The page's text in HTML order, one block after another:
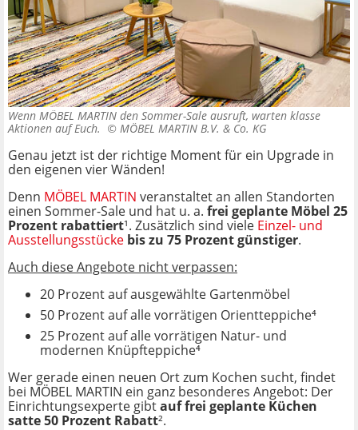
Wenn MÖBEL MARTIN den Sommer-Sale ausruft, warten klasse
Aktionen auf Euch. © MÖBEL MARTIN B.V. & Co. KG
Genau jetzt ist der richtige Moment für ein Upgrade in
den eigenen vier Wänden!
Denn MÖBEL MARTIN veranstaltet an allen Standorten
einen Sommer-Sale und hat u. a. frei geplante Möbel 25
Prozent rabattiert¹. Zusätzlich sind viele Einzel- und
Ausstellungsstücke bis zu 75 Prozent günstiger.
Auch diese Angebote nicht verpassen:
20 Prozent auf ausgewählte Gartenmöbel
50 Prozent auf alle vorrätigen Orientteppiche⁴
25 Prozent auf alle vorrätigen Natur- und
modernen Knüpfteppiche⁴
Wer gerade einen neuen Ort zum Kochen sucht, findet
bei MÖBEL MARTIN ein ganz besonderes Angebot: Der
Einrichtungsexperte gibtauf frei geplante Küchen
satte 50 Prozent Rabatt².